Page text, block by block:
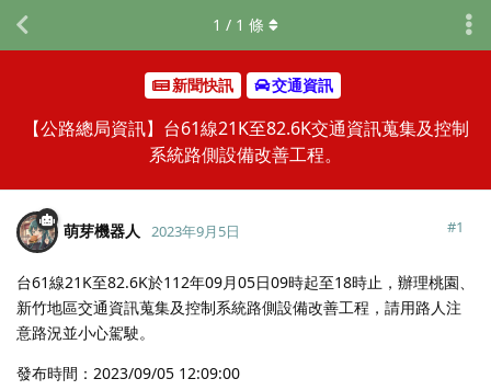
新聞快訊 交通資訊
【公路總局資訊】台61線21K至82.6K交通資訊蒐集及控制
系統路側設備改善工程。
1 / 1 條
萌芽機器人 2023年9月5日 #1
台61線21K至82.6K於112年09月05日09時起至18時止，辦理桃園、
新竹地區交通資訊蒐集及控制系統路側設備改善工程，請用路人注
意路況並小心駕駛。
發布時間：2023/09/05 12:09:00